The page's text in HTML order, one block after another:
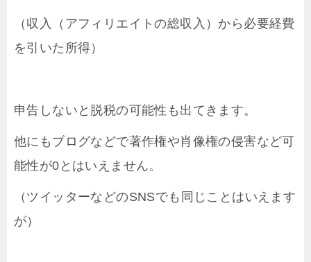
（収入（アフィリエイトの総収入）から必要経費
を引いた所得）
申告しないと脱税の可能性も出てきます。
他にもブログなどで著作権や肖像権の侵害など可
能性が0とはいえません。
（ツイッターなどのSNSでも同じことはいえます
が）